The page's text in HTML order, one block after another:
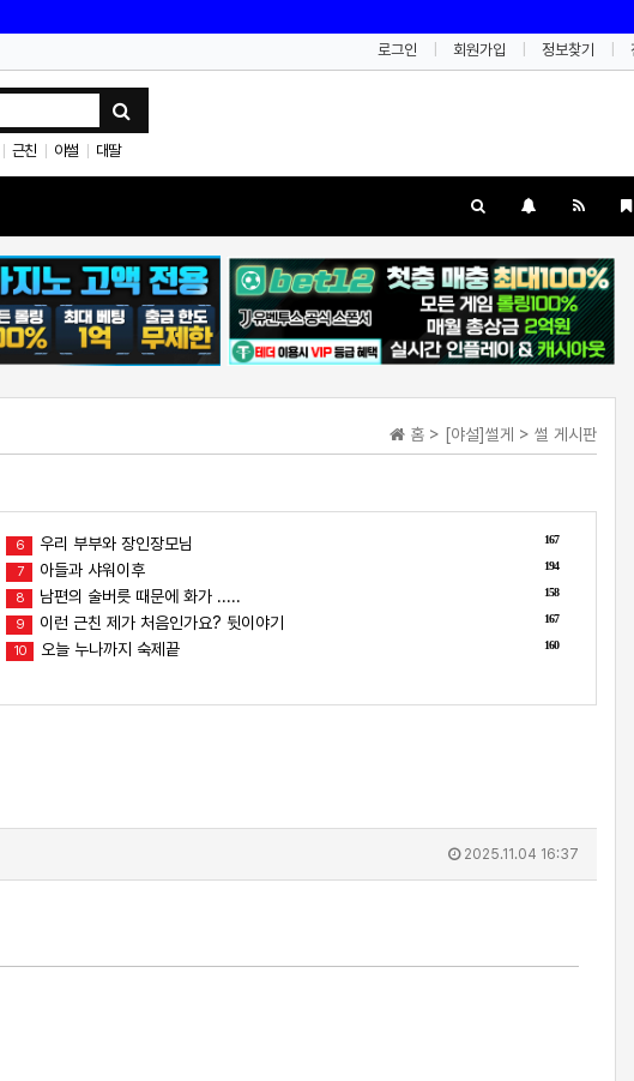
로그인 회원가입 정보찾기
근친 야썰 대딸
홈 > [야설]썰게 > 썰 게시판
167
6 우리 부부와 장인장모님
194
7 아들과 샤워이후
158
8 남편의 술버릇 때문에 화가 .....
167
9 이런 근친 제가 처음인가요? 뒷이야기
160
10 오늘 누나까지 숙제끝
2025.11.04 16:37